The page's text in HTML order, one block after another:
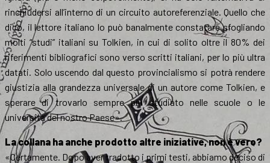
rinchiudersi all’interno di un circuito autoreferenziale. Quello che
dico, il lettore italiano lo può banalmente constatare sfogliando
molti “studi” italiani su Tolkien, in cui di solito oltre il 80% dei
riferimenti bibliografici sono verso scritti italiani, per lo più ultra
datati. Solo uscendo dal questo provincialismo si potrà rendere
giustizia alla grandezza universale di un autore come Tolkien, e
sperare di trovarlo sempre più studiato nelle scuole o le
università del nostro Paese».
La collana ha anche prodotto altre iniziative, non è vero?
«Certamente. Dopo aver tradotto i primi testi, abbiamo deciso di